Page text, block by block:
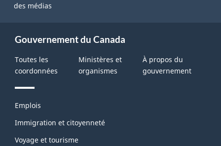
des médias
Gouvernement du Canada
Toutes les
coordonnées
Ministères et
organismes
À propos du
gouvernement
Thèmes
sujets
Emplois
Immigration et citoyenneté
Voyage et tourisme